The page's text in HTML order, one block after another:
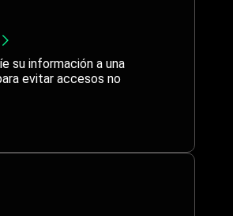
su información a una
evitar accesos no